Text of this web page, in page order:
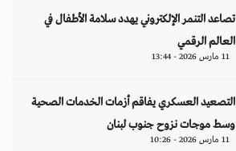
تصاعد التنمر الإلكتروني يهدد سلامة الأطفال في
العالم الرقمي
11 مارس 2026 - 13:44
التصعيد العسكري يفاقم أزمات الخدمات الصحية
وسط موجات نزوح جنوب لبنان
11 مارس 2026 - 10:26